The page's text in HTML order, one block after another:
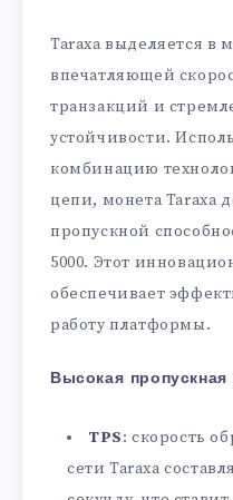
Taraxa выделяется в
впечатляющей
транзакций и
устойчивости.
комбинацию
цепи, монета Taraxa
пропускной
5000. Этот
обеспечивает
работу платформы.
Высокая пропускная
TPS: скорость
сети Taraxa